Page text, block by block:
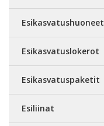
Esikasvatushuoneet
Esikasvatuslokerot
Esikasvatuspaketit
Esiliinat